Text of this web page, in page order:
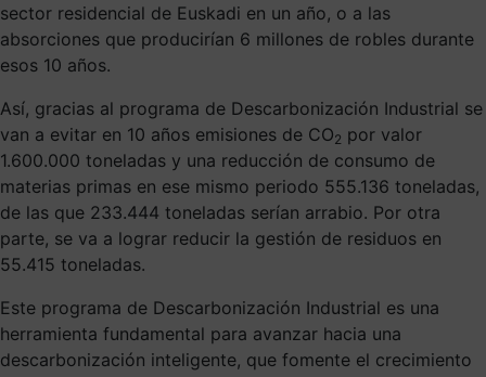
sector residencial de Euskadi en un año, o a las
absorciones que producirían 6 millones de robles durante
esos 10 años.
Así, gracias al programa de Descarbonización Industrial se
van a evitar en 10 años emisiones de CO2 por valor
1.600.000 toneladas y una reducción de consumo de
materias primas en ese mismo periodo 555.136 toneladas,
de las que 233.444 toneladas serían arrabio. Por otra
parte, se va a lograr reducir la gestión de residuos en
55.415 toneladas.
Este programa de Descarbonización Industrial es una
herramienta fundamental para avanzar hacia una
descarbonización inteligente, que fomente el crecimiento